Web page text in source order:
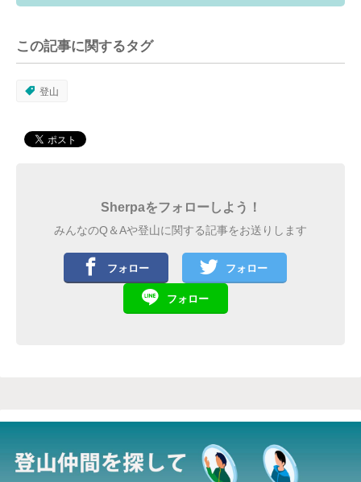
この記事に関するタグ
登山
Sherpaをフォローしよう！
みんなのQ＆Aや登山に関する記事をお送りします
フォロー フォロー
フォロー